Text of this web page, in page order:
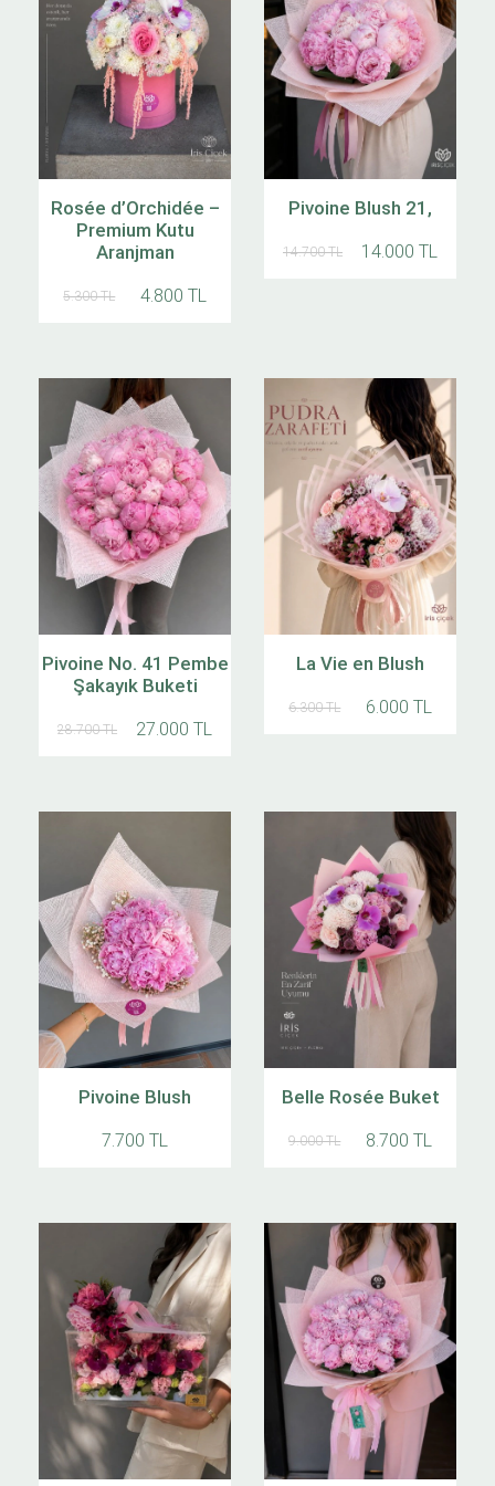
Rosée d’Orchidée –
Premium Kutu
Aranjman
5.300 TL 4.800 TL
Pivoine Blush 21,
14.700 TL 14.000 TL
Pivoine No. 41 Pembe
Şakayık Buketi
28.700 TL 27.000 TL
La Vie en Blush
6.300 TL 6.000 TL
Pivoine Blush
7.700 TL
Belle Rosée Buket
9.000 TL 8.700 TL